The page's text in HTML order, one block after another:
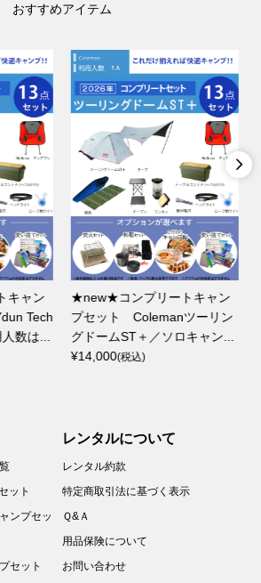
おすすめアイテム
キャン
Tech
数は...
★new★コンプリートキャン
プセット Colemanツーリン
グドームST＋／ソロキャン...
¥14,000(税込)

ット
ンプセッ
セット
レンタルについて
レンタル約款
特定商取引法に基づく表示
Ｑ&Ａ
用品保険について
お問い合わせ